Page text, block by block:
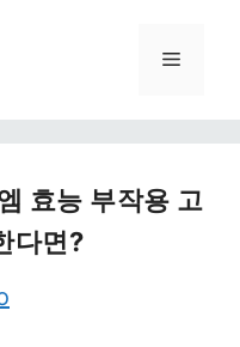
Menu
효능 부작용 고
다면?